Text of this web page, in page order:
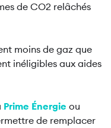
de CO2 relâchés
moins de gaz que
inéligibles aux aides
Prime Énergie ou
de remplacer